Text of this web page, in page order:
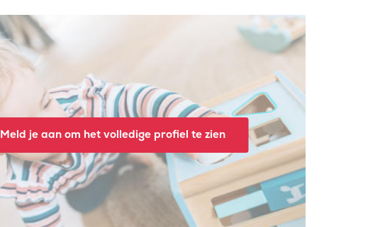
Meld je aan om het volledige profiel te zien